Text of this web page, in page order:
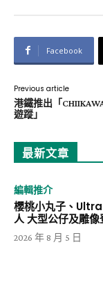
Facebook
Previous article
港鐵推出「
遊蹤」
最新文章
編輯推介
櫻桃小丸子、
人 大型公仔及雕
2026 年 8 月 5 日